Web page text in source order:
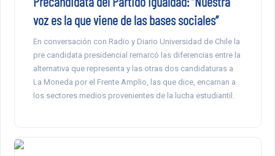
voz es la que viene de las bases sociales”
En conversación con Radio y Diario Universidad de Chile la
pre candidata presidencial remarcó las diferencias entre la
alternativa que representa y las otras dos candidaturas a
La Moneda por el Frente Amplio, las que dice, encarnan a
los sectores medios provenientes de la lucha estudiantil.